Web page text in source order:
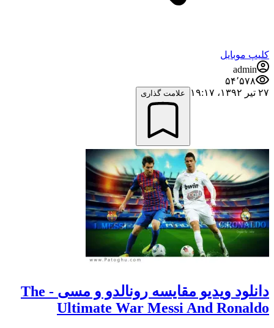
کلیپ موبایل
admin
۵۴٬۵۷۸
۲۷ تیر ۱۳۹۲،‏ ۱۹:۱۷
علامت گذاری
دانلود ویدیو مقایسه رونالدو و مسی - The
Ultimate War Messi And Ronaldo